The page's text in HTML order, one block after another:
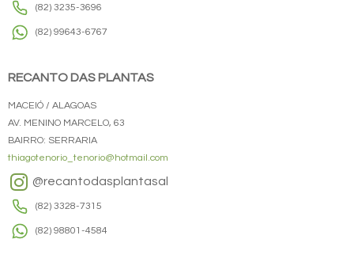
(82) 3235-3696
(82) 99643-6767
RECANTO DAS PLANTAS
MACEIÓ / ALAGOAS
AV. MENINO MARCELO, 63
BAIRRO: SERRARIA
thiagotenorio_tenorio@hotmail.com
@recantodasplantasal
(82) 3328-7315
(82) 98801-4584